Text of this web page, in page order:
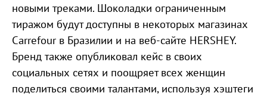
новыми треками. Шоколадки ограниченным
тиражом будут доступны в некоторых магазинах
Carrefour в Бразилии и на веб-сайте HERSHEY.
Бренд также опубликовал кейс в своих
социальных сетях и поощряет всех женщин
поделиться своими талантами, используя хэштеги